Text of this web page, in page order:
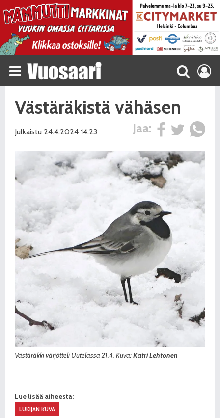
Västäräkistä vähäsen
Jaa:
Julkaistu 24.4.2024 14:23
Västäräkki värjötteli Uutelassa 21.4. Kuva:Katri Lehtonen
Lue lisää aiheesta:
LUKIJAN KUVA